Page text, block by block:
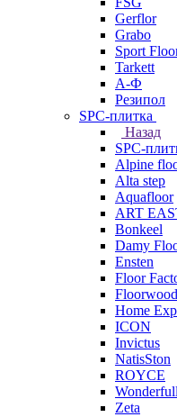
Gerflor
Grabo
Sport
Tarkett
А-Ф
Резипол
SPC-плитка
Назад
SPC-
Alpine
Alta step
Aquafloor
ART
Bonkeel
Damy
Ensten
Floor
Floorwood
Home
ICON
Invictus
NatisSton
ROYCE
Wonderfull
Zeta